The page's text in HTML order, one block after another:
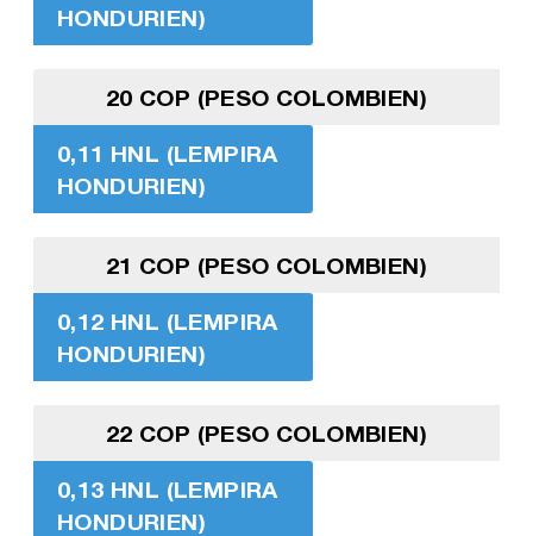
HONDURIEN)
20 COP (PESO COLOMBIEN)
0,11 HNL (LEMPIRA
HONDURIEN)
21 COP (PESO COLOMBIEN)
0,12 HNL (LEMPIRA
HONDURIEN)
22 COP (PESO COLOMBIEN)
0,13 HNL (LEMPIRA
HONDURIEN)